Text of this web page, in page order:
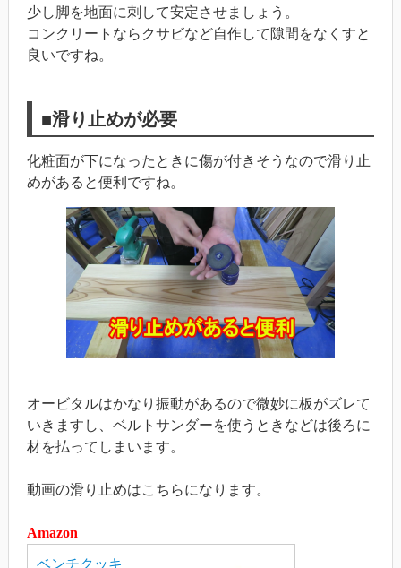
少し脚を地面に刺して安定させましょう。
コンクリートならクサビなど自作して隙間をなくすと
良いですね。
■滑り止めが必要
化粧面が下になったときに傷が付きそうなので滑り止
めがあると便利ですね。
オービタルはかなり振動があるので微妙に板がズレて
いきますし、ベルトサンダーを使うときなどは後ろに
材を払ってしまいます。
動画の滑り止めはこちらになります。
Amazon
ベンチクッキ